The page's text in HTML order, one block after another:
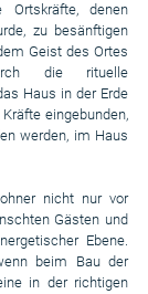
Ortskräfte, denen
zu besänftigen
Geist des Ortes
die rituelle
Haus in der Erde
eingebunden,
werden, im Haus
nicht nur vor
Gästen und
Ebene.
beim Bau der
in der richtigen